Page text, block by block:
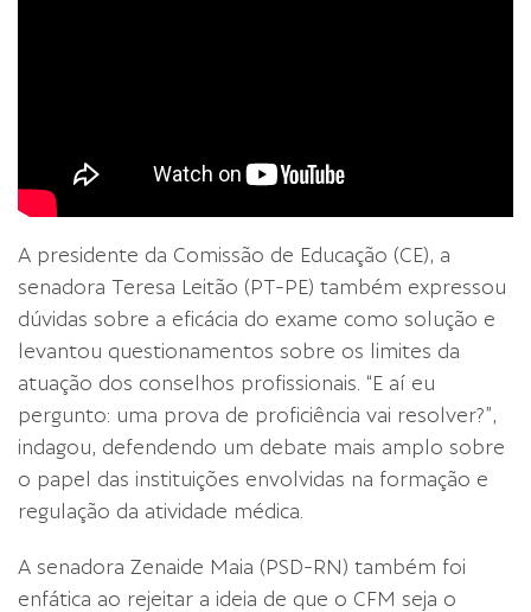
A presidente da Comissão de Educação (CE), a
senadora Teresa Leitão (PT-PE) também expressou
dúvidas sobre a eficácia do exame como solução e
levantou questionamentos sobre os limites da
atuação dos conselhos profissionais. “E aí eu
pergunto: uma prova de proficiência vai resolver?”,
indagou, defendendo um debate mais amplo sobre
o papel das instituições envolvidas na formação e
regulação da atividade médica.
A senadora Zenaide Maia (PSD-RN) também foi
enfática ao rejeitar a ideia de que o CFM seja o